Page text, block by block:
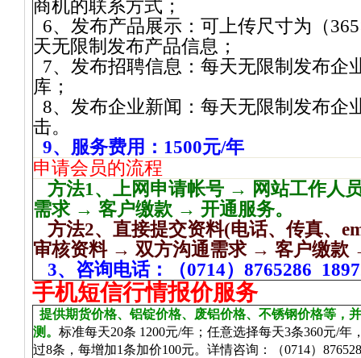
商机的联系方式；
6、发布产品展示：可上传尺寸为（365
天无限制发布产品信息；
7、发布招聘信息：每天无限制发布企
库；
8、发布企业新闻：每天无限制发布企
击。
9、服务费用： 1500元/年
申请会员的流程
方法1、上网申请帐号 → 网站工作人
需求 → 客户缴款 → 开通服务。
方法2、直接提交资料(电话、传真、
审核资料 → 双方沟通需求 → 客户缴款
3、咨询电话：（0714） 8765286
手机短信行情报价服务
提供期货价格、铝锭价格、废铝价格、不锈钢价格等，
测。 标准每天20条 1200元/年；任意选择每天3条360元/年
过8条，每增加1条加价100元。详情咨询：（0714）